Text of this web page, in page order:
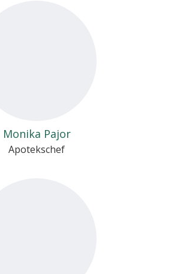
Monika Pajor
Apotekschef